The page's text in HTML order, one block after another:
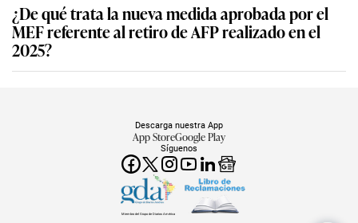
¿De qué trata la nueva medida aprobada por el
MEF referente al retiro de AFP realizado en el
2025?
Síguenos
Descarga nuestra App
App StoreGoogle Play
Miembro del Grupo de Diarios América